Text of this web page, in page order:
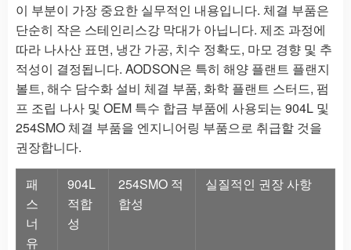
이 부분이 가장 중요한 실무적인 내용입니다. 체결 부품은
단순히 작은 스테인리스강 막대가 아닙니다. 제조 과정에
따라 나사산 표면, 냉간 가공, 치수 정확도, 마모 경향 및 추
적성이 결정됩니다. AODSON은 특히 해양 플랜트 플랜지
볼트, 해수 담수화 설비 체결 부품, 화학 플랜트 스터드, 펌
프 조립 나사 및 OEM 특수 합금 부품에 사용되는 904L 및
254SMO 체결 부품을 엔지니어링 부품으로 취급할 것을
권장합니다.
패
스
너
유
904L
적합
성
254SMO 적
합성
실질적인 권장 사항